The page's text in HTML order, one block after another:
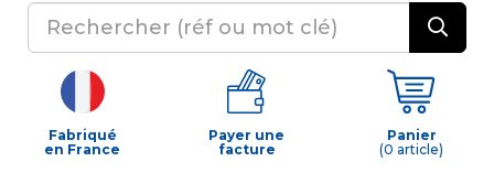
Fabriqué
en France
Payer une
facture
Panier
(0 article)